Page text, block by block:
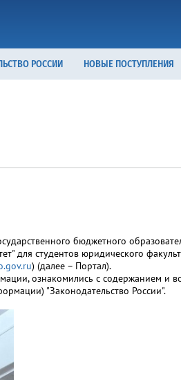
РОССИИ НОВЫЕ ПОСТУПЛЕНИЯ
бюджетного
для студентов юридического
) (далее – Портал).
ознакомились с содержанием и
"Законодательство России".